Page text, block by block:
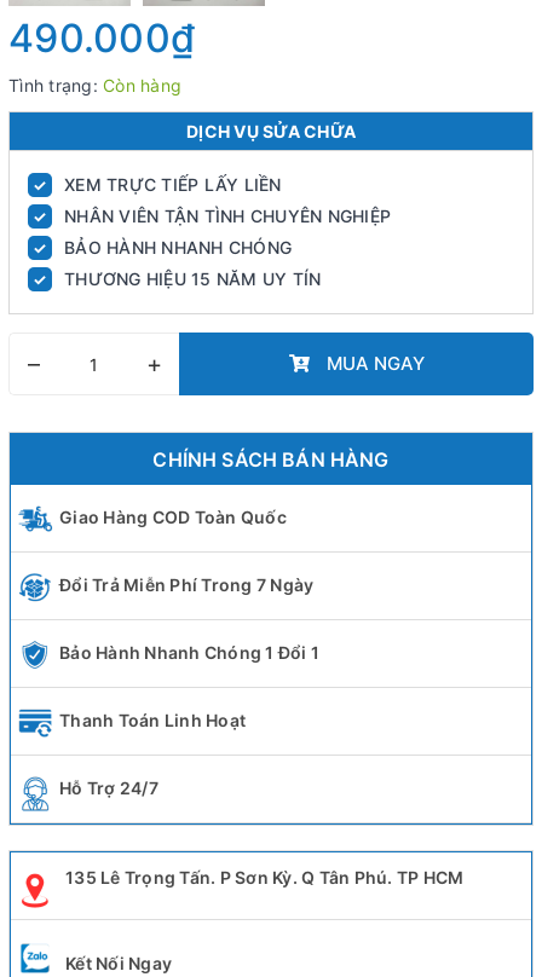
490.000₫
Tình trạng: Còn hàng
DỊCH VỤ SỬA CHỮA
✓ XEM TRỰC TIẾP LẤY LIỀN
✓ NHÂN VIÊN TẬN TÌNH CHUYÊN NGHIỆP
✓ BẢO HÀNH NHANH CHÓNG
✓ THƯƠNG HIỆU 15 NĂM UY TÍN
– + MUA NGAY
CHÍNH SÁCH BÁN HÀNG
Giao Hàng COD Toàn Quốc
Đổi Trả Miễn Phí Trong 7 Ngày
Bảo Hành Nhanh Chóng 1 Đổi 1
Thanh Toán Linh Hoạt
Hỗ Trợ 24/7
135 Lê Trọng Tấn. P Sơn Kỳ. Q Tân Phú. TP HCM
Kết Nối Ngay